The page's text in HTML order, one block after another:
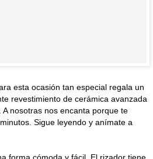
esta ocasión tan especial regala un
revestimiento de cerámica avanzada
nosotras nos encanta porque te
Sigue leyendo y anímate a